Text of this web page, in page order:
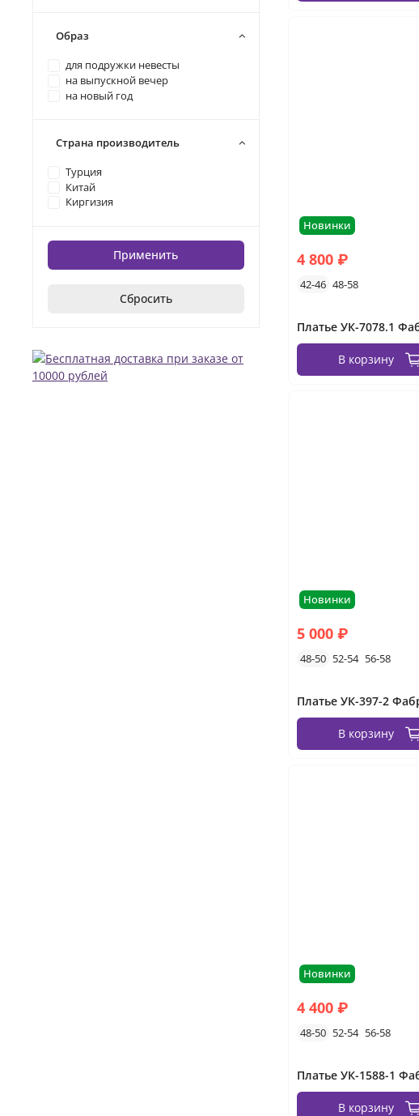
Новинки
4 800 ₽
42-46 48-58
В корзину
Новинки
5 000 ₽
48-50 52-54 56-58
В корзину
Новинки
4 400 ₽
48-50 52-54 56-58
В корзину
Образ
для подружки невесты
на выпускной вечер
на новый год
Страна производитель
Турция
Китай
Киргизия
Применить
Сбросить